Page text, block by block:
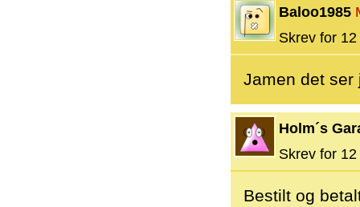
Baloo1985
Skrev for
Jamen det ser
Holm´s
Skrev for
Bestilt og